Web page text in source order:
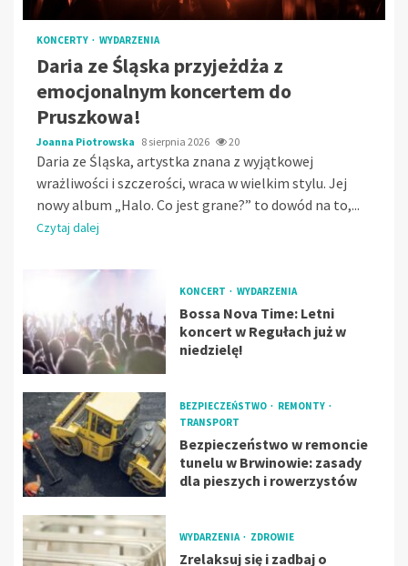
KONCERTY WYDARZENIA
Daria ze Śląska przyjeżdża z
emocjonalnym koncertem do
Pruszkowa!
Joanna Piotrowska 8 sierpnia 2026 20
Daria ze Śląska, artystka znana z wyjątkowej
wrażliwości i szczerości, wraca w wielkim stylu. Jej
nowy album „Halo. Co jest grane?” to dowód na to,...
Czytaj dalej
KONCERT WYDARZENIA
Bossa Nova Time: Letni
koncert w Regułach już w
niedzielę!
BEZPIECZEŃSTWO
REMONTY
TRANSPORT
Bezpieczeństwo w remoncie
tunelu w Brwinowie: zasady
dla pieszych i rowerzystów
WYDARZENIA ZDROWIE
Zrelaksuj się i zadbaj o